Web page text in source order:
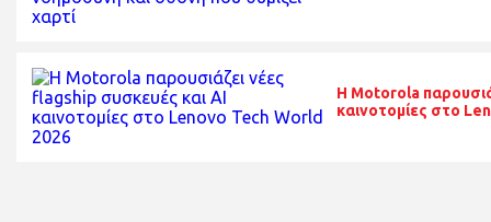
Η Motorola
καινοτομίες στο